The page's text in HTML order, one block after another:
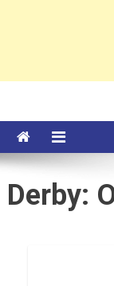
Derby: